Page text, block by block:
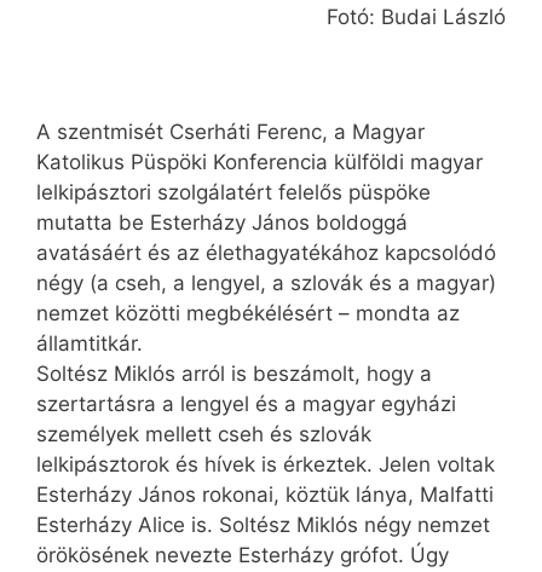
Fotó: Budai László
A szentmisét Cserháti Ferenc, a Magyar
Katolikus Püspöki Konferencia külföldi magyar
lelkipásztori szolgálatért felelős püspöke
mutatta be Esterházy János boldoggá
avatásáért és az élethagyatékához kapcsolódó
négy (a cseh, a lengyel, a szlovák és a magyar)
nemzet közötti megbékélésért – mondta az
államtitkár.
Soltész Miklós arról is beszámolt, hogy a
szertartásra a lengyel és a magyar egyházi
személyek mellett cseh és szlovák
lelkipásztorok és hívek is érkeztek. Jelen voltak
Esterházy János rokonai, köztük lánya, Malfatti
Esterházy Alice is. Soltész Miklós négy nemzet
örökösének nevezte Esterházy grófot. Úgy